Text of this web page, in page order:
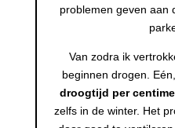
problemen geven aan
Van zodra ik
beginnen drogen.
droogtijd per
zelfs in de winter. Het